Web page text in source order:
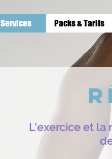
Services Packs & Tarifs
L’exercice et